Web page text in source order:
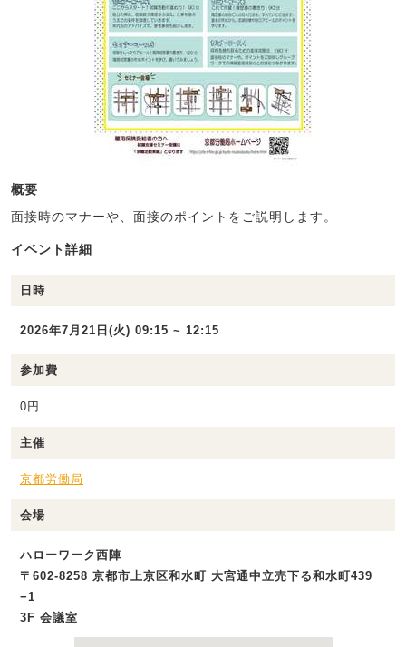
概要
面接時のマナーや、面接のポイントをご説明します。
イベント詳細
日時
2026年7月21日(火) 09:15 ~ 12:15
参加費
0円
主催
京都労働局
会場
ハローワーク西陣
〒602-8258 京都市上京区和水町 大宮通中立売下る和水町439
−1
3F 会議室